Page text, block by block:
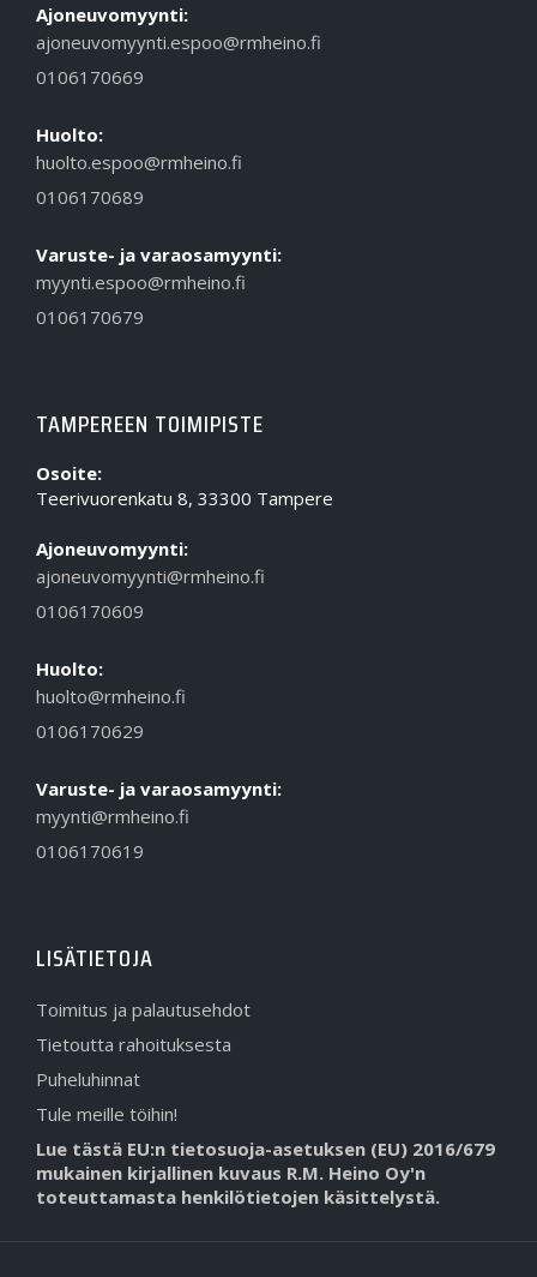
Ajoneuvomyynti:
ajoneuvomyynti.espoo@rmheino.fi
0106170669
Huolto:
huolto.espoo@rmheino.fi
0106170689
Varuste- ja varaosamyynti:
myynti.espoo@rmheino.fi
0106170679
TAMPEREEN TOIMIPISTE
Osoite:
Teerivuorenkatu 8, 33300 Tampere
Ajoneuvomyynti:
ajoneuvomyynti@rmheino.fi
0106170609
Huolto:
huolto@rmheino.fi
0106170629
Varuste- ja varaosamyynti:
myynti@rmheino.fi
0106170619
LISÄTIETOJA
Toimitus ja palautusehdot
Tietoutta rahoituksesta
Puheluhinnat
Tule meille töihin!
Lue tästä EU:n tietosuoja-asetuksen (EU) 2016/679
mukainen kirjallinen kuvaus R.M. Heino Oy'n
toteuttamasta henkilötietojen käsittelystä.